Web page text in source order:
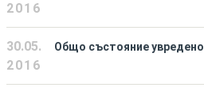
2016
30.05.
2016
Общо състояние увредено